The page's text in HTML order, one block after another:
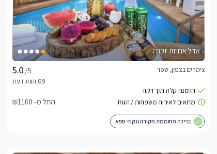
אדל אחוזת יוקרה
/5
צימרים בצפון, שפר
החל מ- ₪1100
בריכה מחוממת מקורה וגקוזי ספא